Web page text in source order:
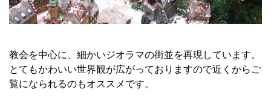
教会を中心に、細かいジオラマの街並を再現しています。
とてもかわいい世界観が広がっておりますので近くからご
覧になられるのもオススメです。